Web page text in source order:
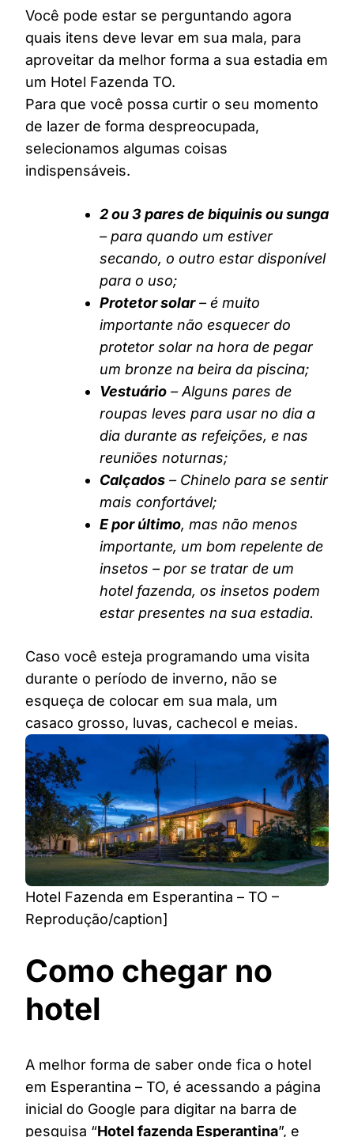
Você pode estar se perguntando agora
quais itens deve levar em sua mala, para
aproveitar da melhor forma a sua estadia em
um Hotel Fazenda TO.
Para que você possa curtir o seu momento
de lazer de forma despreocupada,
selecionamos algumas coisas
indispensáveis.
2 ou 3 pares de biquinis ou sunga
– para quando um estiver
secando, o outro estar disponível
para o uso;
Protetor solar– é muito
importante não esquecer do
protetor solar na hora de pegar
um bronze na beira da piscina;
Vestuário – Alguns pares de
roupas leves para usar no dia a
dia durante as refeições, e nas
reuniões noturnas;
Calçados – Chinelo para se sentir
mais confortável;
E por último, mas não menos
importante, um bom repelente de
insetos – por se tratar de um
hotel fazenda, os insetos podem
estar presentes na sua estadia.
Caso você esteja programando uma visita
durante o período de inverno, não se
esqueça de colocar em sua mala, um
casaco grosso, luvas, cachecol e meias.
Hotel Fazenda em Esperantina – TO –
Reprodução/caption]
Como chegar no
hotel
A melhor forma de saber onde fica o hotel
em Esperantina – TO, é acessando a página
inicial do Google para digitar na barra de
pesquisa “Hotel fazenda Esperantina”, e